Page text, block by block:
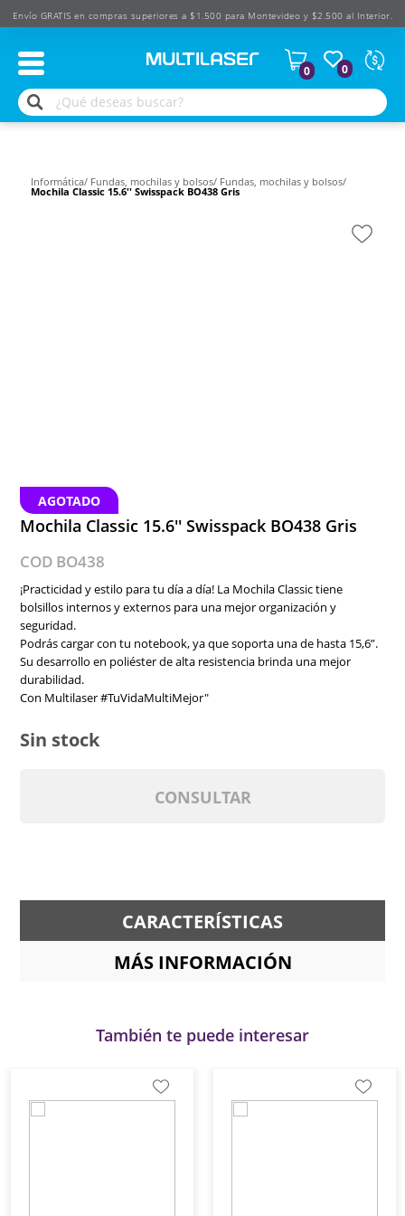
Envío GRATIS en compras superiores a $1.500 para Montevideo y $2.500 al Interior.
Según
$
0
0
Informática/ Fundas, mochilas y bolsos/ Fundas, mochilas y bolsos/
Mochila Classic 15.6'' Swisspack BO438 Gris
AGOTADO
Mochila Classic 15.6'' Swisspack BO438 Gris
COD BO438
¡Practicidad y estilo para tu día a día! La Mochila Classic tiene
bolsillos internos y externos para una mejor organización y
seguridad.
Podrás cargar con tu notebook, ya que soporta una de hasta 15,6”.
Su desarrollo en poliéster de alta resistencia brinda una mejor
durabilidad.
Con Multilaser #TuVidaMultiMejor"
Sin stock
CONSULTAR
CARACTERÍSTICAS
MÁS INFORMACIÓN
También te puede interesar